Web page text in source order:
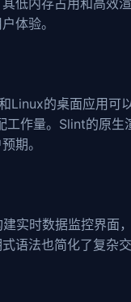
体验。
Linux的桌面应用可
工作量。Slint的原生
期。
实时数据监控界面
语法也简化了复杂